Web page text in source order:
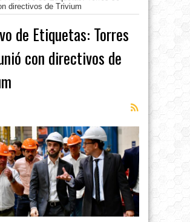
directivos de Trivium
de Etiquetas: Torres
con directivos de